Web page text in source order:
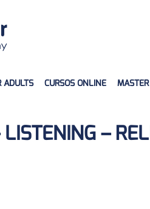
ADULTS CURSOS ONLINE
LISTENING –